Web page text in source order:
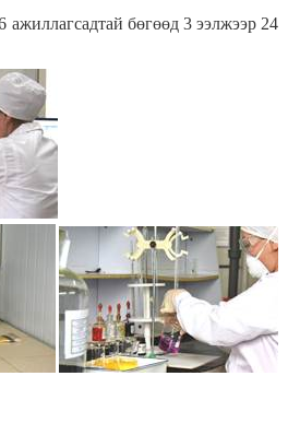
ажиллагсадтай бөгөөд 3 ээлжээр 24